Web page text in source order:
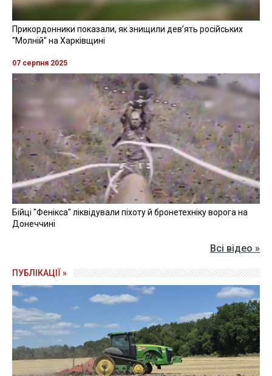
Прикордонники показали, як знищили девʼять російських
"Молній" на Харківщині
07 серпня 2025
Бійці "Фенікса" ліквідували піхоту й бронетехніку ворога на
Донеччині
Всі відео »
ПУБЛІКАЦІЇ »